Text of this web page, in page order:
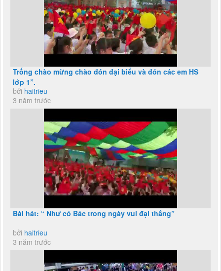
Trống chào mừng chào đón đại biểu và đón các em HS
lớp 1”.
bởi haitrieu
3 năm trước
Bài hát: “ Như có Bác trong ngày vui đại thắng”
bởi haitrieu
3 năm trước